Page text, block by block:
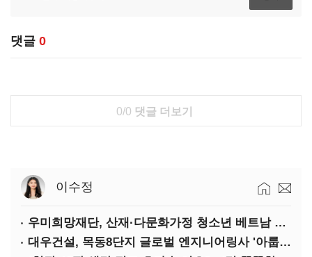
댓글 0
0/0 댓글 더보기
이수정
우미희망재단, 산재·다문화가정 청소년 베트남 해외캠프 성료
대우건설, 목동8단지 글로벌 엔지니어링사 '아룹'과 협업